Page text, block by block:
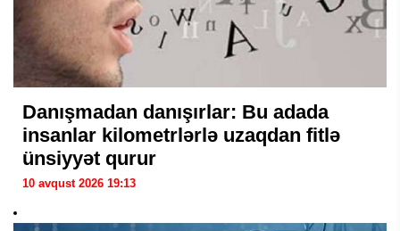
Danışmadan danışırlar: Bu adada
insanlar kilometrlərlə uzaqdan fitlə
ünsiyyət qurur
10 avqust 2026 19:13